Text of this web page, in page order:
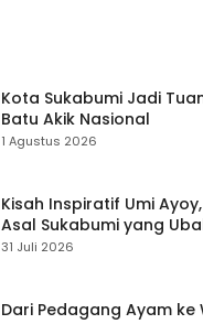
Kota Sukabumi Jadi
Batu Akik Nasional
1 Agustus 2026
Kisah Inspiratif Umi
Asal Sukabumi yang
Streaming
31 Juli 2026
Dari Pedagang Ayam ke